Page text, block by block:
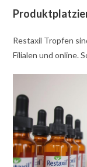
Restaxil Tropfen
Filialen und online.